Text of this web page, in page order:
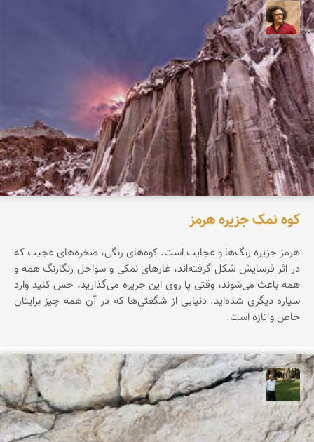
مصطفی ربیعی بهشتی
کوه نمک جزیره هرمز
هرمز جزیره‌ رنگ‌ها‌ و عجایب است. کوه‌های رنگی، صخره‌های عجیب که
در اثر فرسایش شکل گرفته‌اند، غارهای نمکی و سواحل رنگارنگ همه و
همه باعث می‌شوند، وقتی پا روی این جزیره می‌گذارید، حس کنید وارد
سیاره‌ دیگری شده‌اید. دنیایی از شگفتی‌ها که در آن همه چیز برایتان
خاص و تازه است.
عبدل شعبانی